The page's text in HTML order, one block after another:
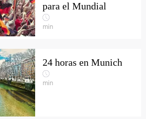
para el Mundial
min
24 horas en Munich
min